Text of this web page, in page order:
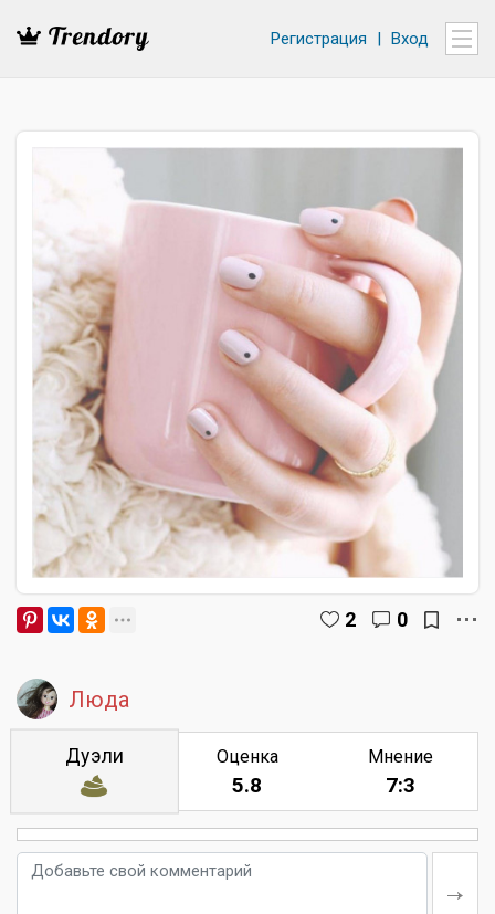
Регистрация | Вход
2 0
Люда
Дуэли Оценка
5.8
Мнение
7:3